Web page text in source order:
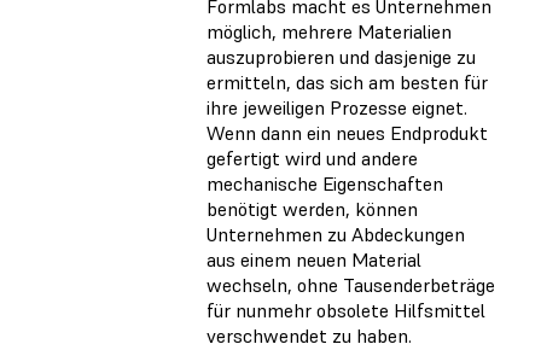
Formlabs macht es Unternehmen
möglich, mehrere Materialien
auszuprobieren und dasjenige zu
ermitteln, das sich am besten für
ihre jeweiligen Prozesse eignet.
Wenn dann ein neues Endprodukt
gefertigt wird und andere
mechanische Eigenschaften
benötigt werden, können
Unternehmen zu Abdeckungen
aus einem neuen Material
wechseln, ohne Tausenderbeträge
für nunmehr obsolete Hilfsmittel
verschwendet zu haben.